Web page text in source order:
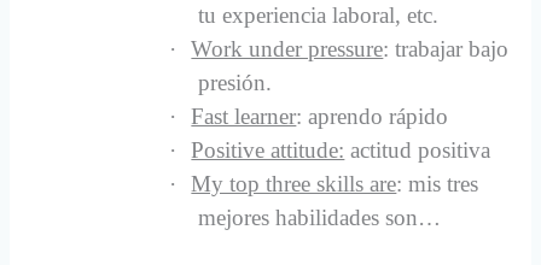
tu experiencia laboral, etc.
·
Work under pressure: trabajar bajo
presión.
·
Fast learner: aprendo rápido
·
Positive attitude: actitud positiva
·
My top three skills are: mis tres
mejores habilidades son…